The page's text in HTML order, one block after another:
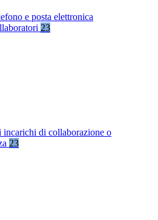
e posta elettronica
23
incarichi di collaborazione o
23